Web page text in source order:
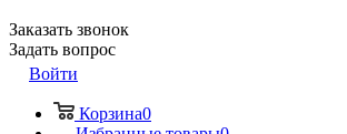
Заказать звонок
Задать вопрос
Войти
Корзина0